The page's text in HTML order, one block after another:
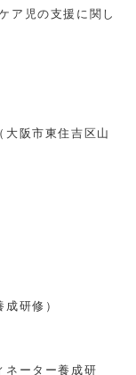
ア児の支援に関し
阪市東住吉区山
研修）
ネーター養成研